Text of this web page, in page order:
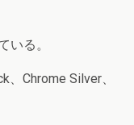
いる。
Chrome Silver、